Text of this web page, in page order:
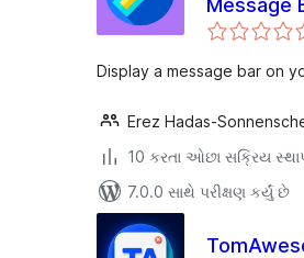
Message
Display a message bar on
Erez Hadas-
10 કરતા ઓછા સક્રિય
7.0.0 સાથે પરીક્ષણ કર્યું છે